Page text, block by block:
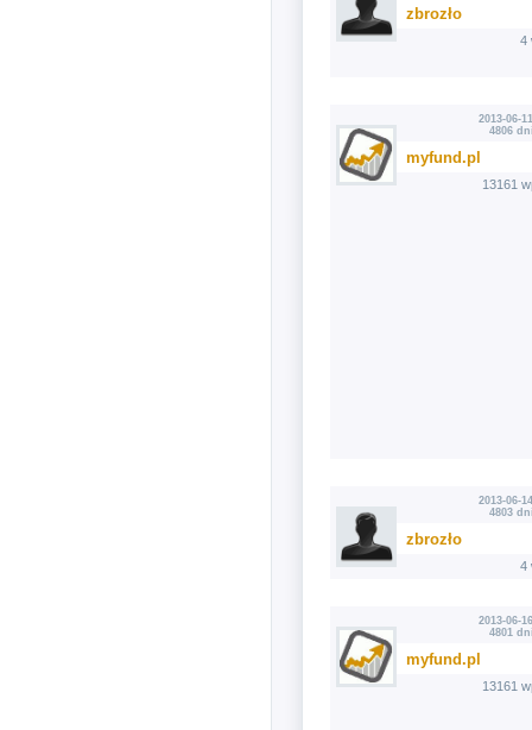
zbrozło
4
2013-06-
4806
myfund.pl
13161
2013-06-
4803
zbrozło
4
2013-06-
4801
myfund.pl
13161